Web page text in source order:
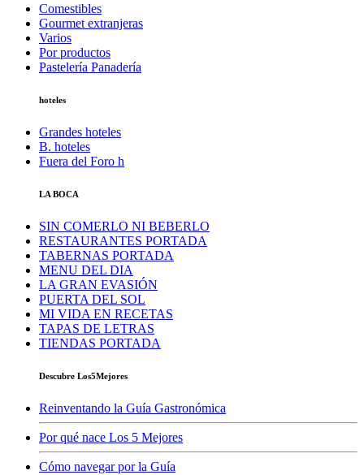
Comestibles
Gourmet extranjeras
Varios
Por productos
Pastelería Panadería
hoteles
Grandes hoteles
B. hoteles
Fuera del Foro h
LA BOCA
SIN COMERLO NI BEBERLO
RESTAURANTES PORTADA
TABERNAS PORTADA
MENU DEL DIA
LA GRAN EVASIÓN
PUERTA DEL SOL
MI VIDA EN RECETAS
TAPAS DE LETRAS
TIENDAS PORTADA
Descubre Los5Mejores
Reinventando la Guía Gastronómica
Por qué nace Los 5 Mejores
Cómo navegar por la Guía